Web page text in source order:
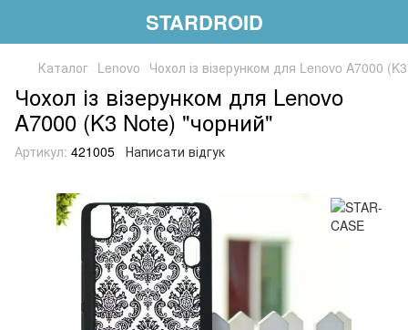
STARDROID
Каталог Lenovo Чохол із візерунком для Lenovo A7000
Чохол із візерунком для Lenovo
A7000 (K3 Note) "чорний"
Артикул: 421005 Написати відгук